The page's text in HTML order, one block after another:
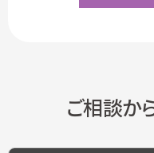
ご相談か